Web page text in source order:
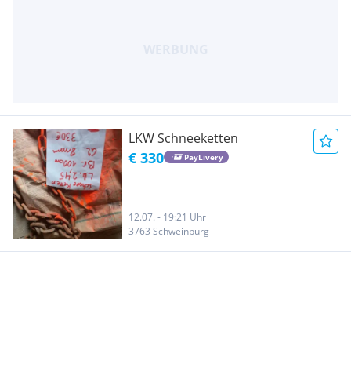
LKW Schneeketten
€ 330 PayLivery
12.07. - 19:21 Uhr
3763 Schweinburg